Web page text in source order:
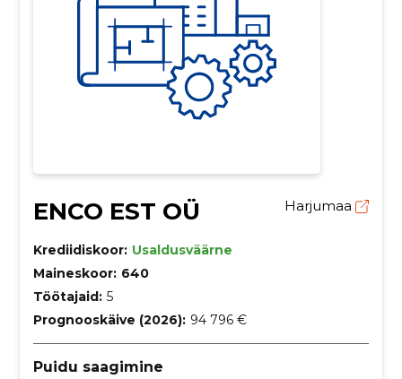
ENCO EST OÜ Harjumaa
Krediidiskoor: Usaldusväärne
Maineskoor: 640
Töötajaid: 5
Prognooskäive (2026): 94 796 €
Puidu saagimine